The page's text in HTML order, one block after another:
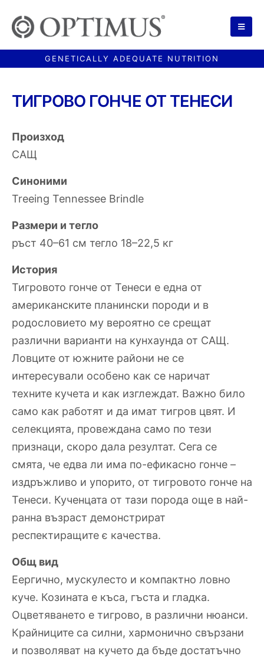
ТИГРОВО ГОНЧЕ ОТ ТЕНЕСИ
Произход
САЩ
Синоними
Treeing Tennessee Brindle
Размери и тегло
ръст 40–61 см тегло 18–22,5 кг
История
Тигровото гонче от Тенеси е една от
американските планински породи и в
родословието му вероятно се срещат
различни варианти на кунхаунда от САЩ.
Ловците от южните райони не се
интересували особено как се наричат
техните кучета и как изглеждат. Важно било
само как работят и да имат тигров цвят. И
селекцията, провеждана само по тези
признаци, скоро дала резултат. Сега се
смята, че едва ли има по-ефикасно гонче –
издръжливо и упорито, от тигровото гонче на
Тенеси. Кученцата от тази порода още в най-
ранна възраст демонстрират
респектиращите є качества.
Общ вид
Еергично, мускулесто и компактно ловно
куче. Козината е къса, гъста и гладка.
Оцветяването е тигрово, в различни нюанси.
Крайниците са силни, хармонично свързани
и позволяват на кучето да бъде достатъчно